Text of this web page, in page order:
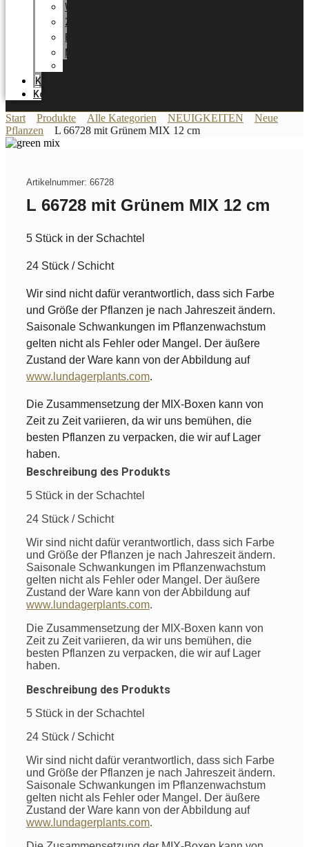
Werdegang
Zertifikate
Energieoptimierung
Neuheiten
Katalog
Kontakt
Start Produkte Alle Kategorien NEUIGKEITEN
Neue
Pflanzen
L 66728 mit Grünem MIX 12 cm
Artikelnummer: 66728
L 66728 mit Grünem MIX 12 cm
5 Stück in der Schachtel
24 Stück / Schicht
Wir sind nicht dafür verantwortlich, dass sich Farbe
und Größe der Pflanzen je nach Jahreszeit ändern.
Saisonale Schwankungen im Pflanzenwachstum
gelten nicht als Fehler oder Mangel. Der äußere
Zustand der Ware kann von der Abbildung auf
www.lundagerplants.com.
Die Zusammensetzung der MIX-Boxen kann von
Zeit zu Zeit variieren, da wir uns bemühen, die
besten Pflanzen zu verpacken, die wir auf Lager
haben.
Beschreibung des Produkts
5 Stück in der Schachtel
24 Stück / Schicht
Wir sind nicht dafür verantwortlich, dass sich Farbe
und Größe der Pflanzen je nach Jahreszeit ändern.
Saisonale Schwankungen im Pflanzenwachstum
gelten nicht als Fehler oder Mangel. Der äußere
Zustand der Ware kann von der Abbildung auf
www.lundagerplants.com.
Die Zusammensetzung der MIX-Boxen kann von
Zeit zu Zeit variieren, da wir uns bemühen, die
besten Pflanzen zu verpacken, die wir auf Lager
haben.
Beschreibung des Produkts
5 Stück in der Schachtel
24 Stück / Schicht
Wir sind nicht dafür verantwortlich, dass sich Farbe
und Größe der Pflanzen je nach Jahreszeit ändern.
Saisonale Schwankungen im Pflanzenwachstum
gelten nicht als Fehler oder Mangel. Der äußere
Zustand der Ware kann von der Abbildung auf
www.lundagerplants.com.